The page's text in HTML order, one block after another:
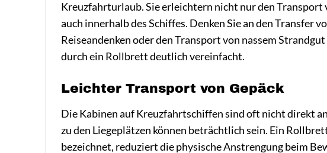
Kreuzfahrturlaub. Sie erleichtern nicht nur den Transport
auch innerhalb des Schiffes. Denken Sie an den Transfer
Reiseandenken oder den Transport von nassem
durch ein Rollbrett deutlich vereinfacht.
Leichter Transport von Gepäck
Die Kabinen auf Kreuzfahrtschiffen sind oft nicht direkt
zu den Liegeplätzen können beträchtlich sein. Ein
bezeichnet, reduziert die physische Anstrengung beim